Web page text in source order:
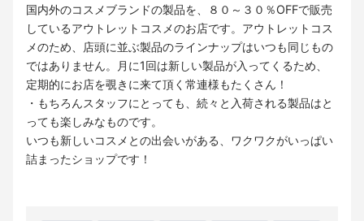
国内外のコスメブランドの製品を、８０～３０％OFFで販売
しているアウトレットコスメのお店です。アウトレットコス
メのため、店頭に並ぶ製品のラインナップはいつも同じもの
ではありません。月に1回は新しい製品が入ってくるため、
定期的にお店を覗きに来て頂く常連様もたくさん！
・もちろんスタッフにとっても、続々と入荷される製品はと
っても楽しみなものです。
いつも新しいコスメとの出会いがある、ワクワクがいっぱい
詰まったショップです！